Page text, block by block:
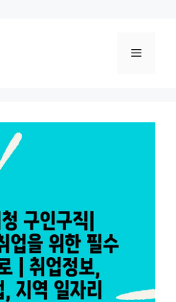
Menu